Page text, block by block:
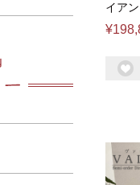
イア